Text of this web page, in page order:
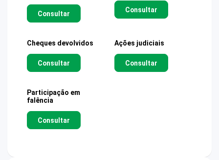
Consultar Consultar
Cheques devolvidos
Consultar
Ações judiciais
Consultar
Participação em
falência
Consultar